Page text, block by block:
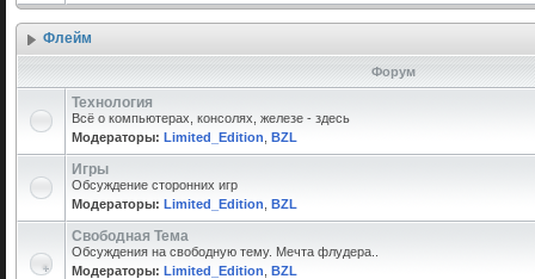
Флейм
Форум
Технология
Всё о компьютерах, консолях, железе - здесь
Модераторы: Limited_Edition BZL
Игры
Обсуждение сторонних игр
Модераторы: Limited_Edition BZL
Свободная Тема
Обсуждения на свободную тему. Мечта флудера..
Модераторы: Limited_Edition BZL